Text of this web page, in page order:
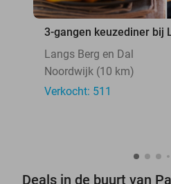
3-gangen keuzediner bij
Langs Berg en Dal
Noordwijk (10 km)
Verkocht: 511
Deals in de buurt van